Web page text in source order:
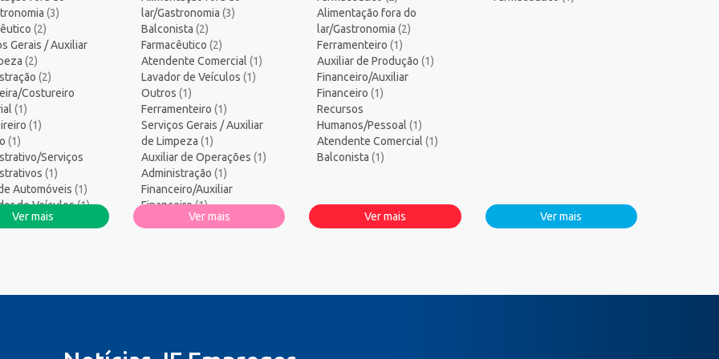
12
Professor
5
de Educação Infantil
1
1
1
Humanos/Pessoal
3
do Trabalho
2
Diversos
1
técnico de TI
1
Informática
1
Consultor de Vendas
(3)
(2)
Gerais / Auxiliar
(2)
(2)
Costureiro
(1)
(1)
(1)
Serviços
(1)
Automóveis (1)
de Veículos(1)
de Produção
Ver mais
lar/Gastronomia (3)
Balconista (2)
Farmacêutico (2)
Atendente Comercial (1)
Lavador de Veículos (1)
Outros (1)
Ferramenteiro (1)
Serviços Gerais / Auxiliar
de Limpeza (1)
Auxiliar de Operações (1)
Administração (1)
Financeiro/Auxiliar
Financeiro(1)
Ver mais
Alimentação fora do
lar/Gastronomia(2)
Ferramenteiro(1)
Auxiliar de Produção(1)
Financeiro/Auxiliar
Financeiro(1)
Recursos
Humanos/Pessoal(1)
Atendente Comercial(1)
Balconista(1)
Ver mais Ver mais